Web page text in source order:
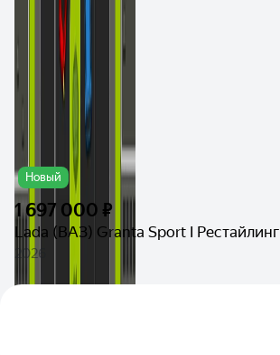
Новый
1 697 000 ₽
Lada (ВАЗ) Granta Sport I Рестайлинг
2026